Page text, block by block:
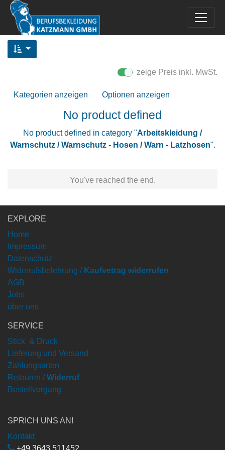
zeige Preis inkl. MwSt.
Kategorien anzeigen Optionen anzeigen
No product defined
No product defined in category "Arbeitskleidung /
Warnschutz / Warnschutz - Hosen / Warn - Latzhosen".
You've reached the end.
EXPLORE
Home
Impressum
Datenschutz
Widerrufsbelehrung / Kaufvetrag widerrufen
AGB
Jobs
über uns
SERVICE
Stick & Druck
Lieferung und Versand
Zahlungsarten
Retouren / Widerruf
Bestellvorgang
SPRICH UNS AN!
Kontakt
+49 3643 511452